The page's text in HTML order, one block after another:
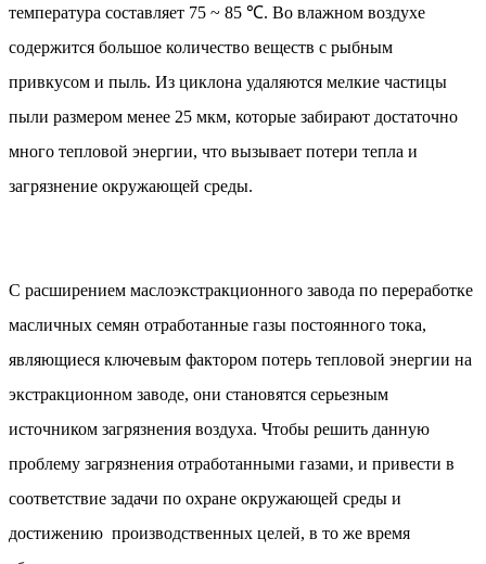
температура составляет 75 ~ 85 ℃. Во влажном воздухе
содержится большое количество веществ с рыбным
привкусом и пыль. Из циклона удаляются мелкие частицы
пыли размером менее 25 мкм, которые забирают достаточно
много тепловой энергии, что вызывает потери тепла и
загрязнение окружающей среды.
С расширением маслоэкстракционного завода по переработке
масличных семян отработанные газы постоянного тока,
являющиеся ключевым фактором потерь тепловой энергии на
экстракционном заводе, они становятся серьезным
источником загрязнения воздуха. Чтобы решить данную
проблему загрязнения отработанными газами, и привести в
соответствие задачи по охране окружающей среды и
достижению производственных целей, в то же время